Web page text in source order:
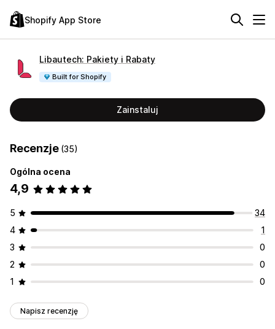
Shopify App Store
Libautech: Pakiety i Rabaty
Built for Shopify
Zainstaluj
Recenzje (35)
Ogólna ocena
4,9
5
34
4
1
3
0
2
0
1
0
Napisz recenzję